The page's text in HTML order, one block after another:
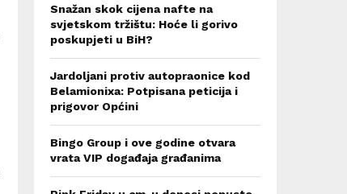
Snažan skok cijena nafte na
svjetskom tržištu: Hoće li gorivo
poskupjeti u BiH?
Jardoljani protiv autopraonice kod
Belamionixa: Potpisana peticija i
prigovor Općini
Bingo Group i ove godine otvara
vrata VIP događaja građanima